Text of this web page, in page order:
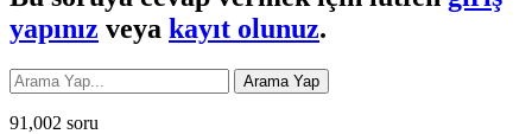
yapınız veya kayıt olunuz.
91,002 soru